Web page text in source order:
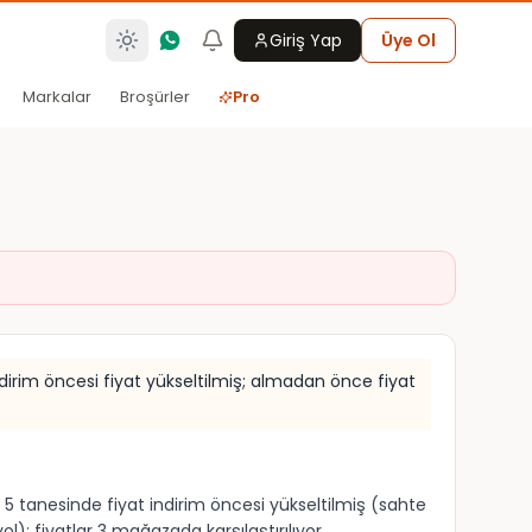
Giriş Yap Üye Ol
Markalar Broşürler Pro
öncesi fiyat yükseltilmiş; almadan önce fiyat
5 tanesinde fiyat indirim öncesi yükseltilmiş (sahte